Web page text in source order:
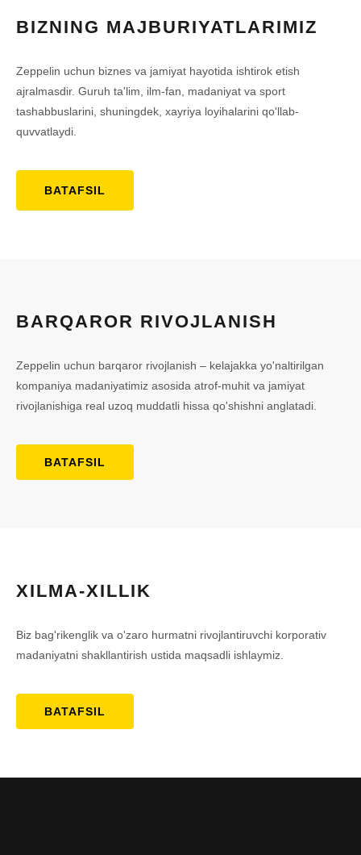
BIZNING MAJBURIYATLARIMIZ
Zeppelin uchun biznes va jamiyat hayotida ishtirok etish
ajralmasdir. Guruh ta'lim, ilm-fan, madaniyat va sport
tashabbuslarini, shuningdek, xayriya loyihalarini qo'llab-
quvvatlaydi.
BATAFSIL
BARQAROR RIVOJLANISH
Zeppelin uchun barqaror rivojlanish – kelajakka yo'naltirilgan
kompaniya madaniyatimiz asosida atrof-muhit va jamiyat
rivojlanishiga real uzoq muddatli hissa qo'shishni anglatadi.
BATAFSIL
XILMA-XILLIK
Biz bag'rikenglik va o'zaro hurmatni rivojlantiruvchi korporativ
madaniyatni shakllantirish ustida maqsadli ishlaymiz.
BATAFSIL